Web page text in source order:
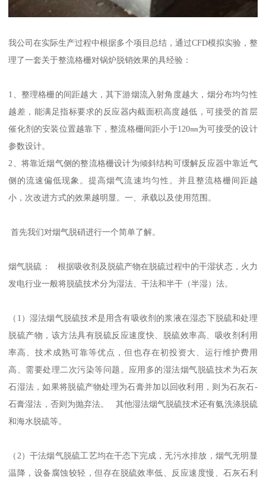
我公司在实际生产过程中根据多个项目总结，通过CFD模拟实验，整
理了一套关于整流格栅对锅炉脱销效果的具经验：
1、整理格栅的间距越大，其下游烟流入射角度越大，烟分布均匀性
越差，能满足指标要求的反应器内截面积高度越低，可接受的首层
催化剂的安装位置越靠下，整流格栅间距小于120㎜为可接受的设计
参数设计。
2、将靠近烟气侧的整流格栅设计为倾斜结构可缓解反应器中靠近气
侧的流速偏低现象。提高烟气流速均匀性。并且整流格栅间距越
小，次改进方式的效果越明显。一、承载以及使用范围。
首先我们对烟气脱硝进行一个简单了解。
烟气脱硫： 根据吸收剂及脱硫产物在脱硫过程中的干湿状态，火力
发电行业一般将脱硫技术分为湿法、干法和半干（半湿）法。
（1）湿法烟气脱硫技术是用含有吸收剂的浆液在湿态下脱硫和处理
脱硫产物，该方法具有脱硫反应速度快、脱硫效率高、吸收剂利用
率高、技术成熟可靠等优点，但也存在初投资大、运行维护费用
高、需要处理二次污染等问题。应用多的湿法烟气脱硫技术为石灰
石湿法，如果将脱硫产物处理为石膏并加以回收利用，则为石灰石-
石膏湿法，否则为抛弃法。 其他湿法烟气脱硫技术还有氨洗涤脱硫
和海水脱硫等。
（2）干法烟气脱硫工艺均在干态下完成，无污水排放，烟气无明显
温降，设备腐蚀较轻，但存在脱硫效率低、反应速度慢、石灰石利